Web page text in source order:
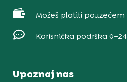
 Možeš platiti pouzećem
 Korisnička podrška 0–24
Upoznaj nas